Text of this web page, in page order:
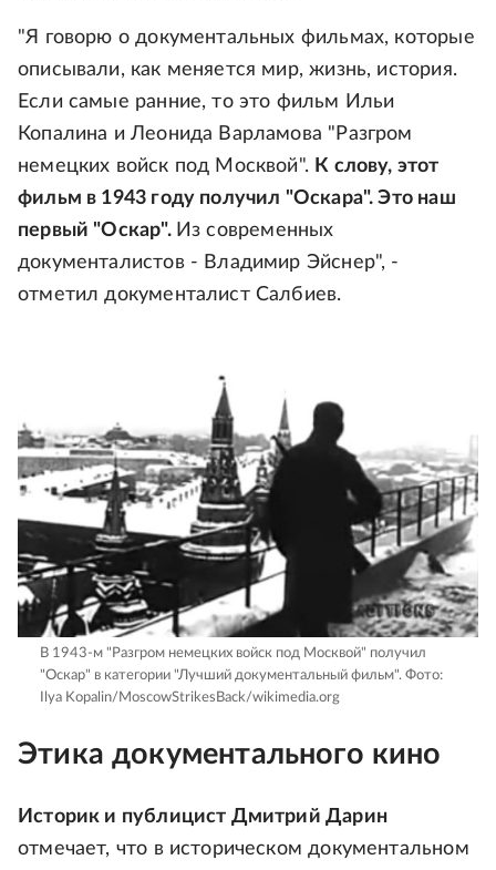
"Я говорю о документальных фильмах, которые
описывали, как меняется мир, жизнь, история.
Если самые ранние, то это фильм Ильи
Копалина и Леонида Варламова "Разгром
немецких войск под Москвой". К слову, этот
фильм в 1943 году получил "Оскара". Это наш
первый "Оскар". Из современных
документалистов - Владимир Эйснер", -
отметил документалист Салбиев.
В 1943-м "Разгром немецких войск под Москвой" получил
"Оскар" в категории "Лучший документальный фильм". Фото:
Ilya Kopalin/MoscowStrikesBack/wikimedia.org
Этика документального кино
Историк и публицист Дмитрий Дарин
отмечает, что в историческом документальном